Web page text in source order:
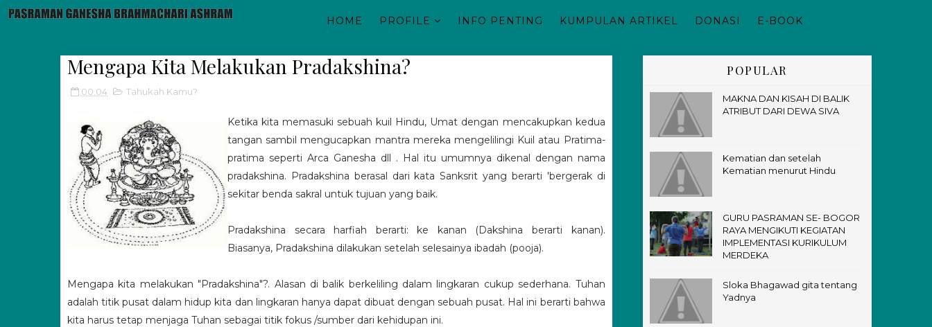
HOME PROFILE INFO PENTING KUMPULAN ARTIKEL DONASI E-BOOK
Mengapa Kita Melakukan Pradakshina?
00.04 Tahukah Kamu?
Ketika kita memasuki sebuah kuil Hindu, Umat dengan mencakupkan kedua
tangan sambil mengucapkan mantra mereka mengelilingi Kuil atau Pratima-
pratima seperti Arca Ganesha dll . Hal itu umumnya dikenal dengan nama
pradakshina. Pradakshina berasal dari kata Sanksrit yang berarti 'bergerak di
sekitar benda sakral untuk tujuan yang baik.
Pradakshina secara harfiah berarti: ke kanan (Dakshina berarti kanan).
Biasanya, Pradakshina dilakukan setelah selesainya ibadah (pooja).
Mengapa kita melakukan "Pradakshina"?. Alasan di balik berkeliling dalam lingkaran cukup sederhana. Tuhan
adalah titik pusat dalam hidup kita dan lingkaran hanya dapat dibuat dengan sebuah pusat. Hal ini berarti bahwa
kita harus tetap menjaga Tuhan sebagai titik fokus /sumber dari kehidupan ini.
POPULAR
MAKNA DAN KISAH DI BALIK
ATRIBUT DARI DEWA SIVA
Kematian dan setelah
Kematian menurut Hindu
GURU PASRAMAN SE- BOGOR
RAYA MENGIKUTI KEGIATAN
IMPLEMENTASI KURIKULUM
MERDEKA
Sloka Bhagawad gita tentang
Yadnya